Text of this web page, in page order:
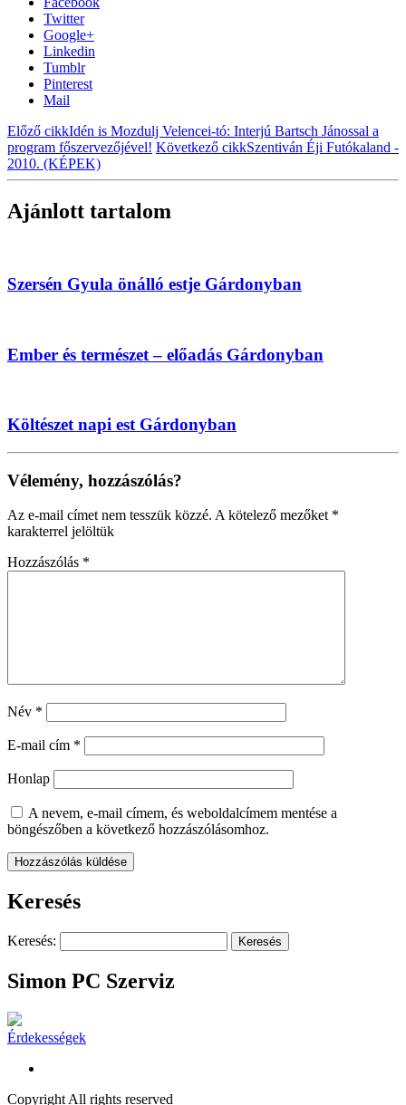
Twitter
Google+
Linkedin
Tumblr
Pinterest
Mail
Előző cikkIdén is Mozdulj Velencei-tó: Interjú Bartsch Jánossal a
program főszervezőjével! Következő cikkSzentiván Éji Futókaland -
2010. (KÉPEK)
Ajánlott tartalom
Szersén Gyula önálló estje Gárdonyban
Ember és természet – előadás Gárdonyban
Költészet napi est Gárdonyban
Vélemény, hozzászólás?
Az e-mail címet nem tesszük közzé. A kötelező mezőket *
karakterrel jelöltük
Hozzászólás *
Név *
E-mail cím *
Honlap
A nevem, e-mail címem, és weboldalcímem mentése a
böngészőben a következő hozzászólásomhoz.
Keresés
Keresés:
Simon PC Szerviz
Érdekességek
Copyright All rights reserved